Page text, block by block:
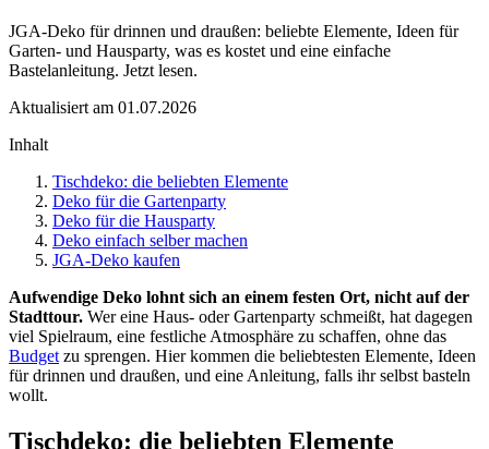
JGA-Deko für drinnen und draußen: beliebte Elemente, Ideen für
Garten- und Hausparty, was es kostet und eine einfache
Bastelanleitung. Jetzt lesen.
Aktualisiert am 01.07.2026
Inhalt
Tischdeko: die beliebten Elemente
Deko für die Gartenparty
Deko für die Hausparty
Deko einfach selber machen
JGA-Deko kaufen
Aufwendige Deko lohnt sich an einem festen Ort, nicht auf der
Stadttour. Wer eine Haus- oder Gartenparty schmeißt, hat dagegen
viel Spielraum, eine festliche Atmosphäre zu schaffen, ohne das
Budget zu sprengen. Hier kommen die beliebtesten Elemente, Ideen
für drinnen und draußen, und eine Anleitung, falls ihr selbst basteln
wollt.
Tischdeko: die beliebten Elemente